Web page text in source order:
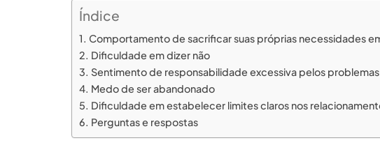
Índice
Comportamento de sacrificar suas próprias necessidades
Dificuldade em dizer não
Sentimento de responsabilidade excessiva pelos
Medo de ser abandonado
Dificuldade em estabelecer limites claros nos
Perguntas e respostas